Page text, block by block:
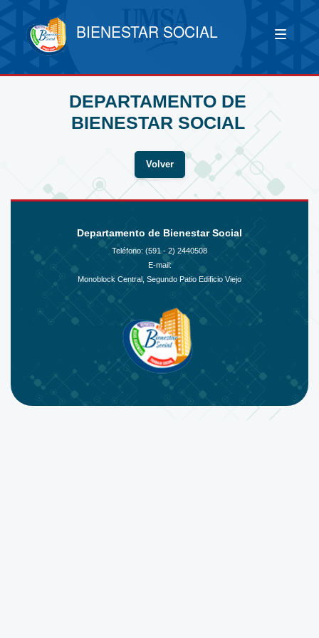
BIENESTAR SOCIAL
DEPARTAMENTO DE
BIENESTAR SOCIAL
Volver
Departamento de Bienestar Social
Teléfono: (591 - 2) 2440508
E-mail:
Monoblock Central, Segundo Patio Edificio Viejo